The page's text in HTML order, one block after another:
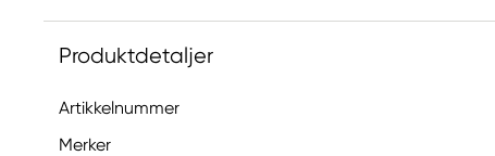
Produktdetaljer
Artikkelnummer
Merker